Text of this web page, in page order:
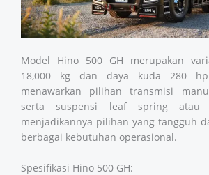
Model Hino 500 GH merupakan
18,000 kg dan daya kuda 280
menawarkan pilihan transmisi
serta suspensi leaf spring atau
menjadikannya pilihan yang tangguh
berbagai kebutuhan operasional.
Spesifikasi Hino 500 GH: